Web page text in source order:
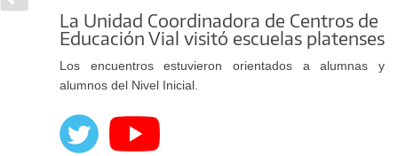
La Unidad Coordinadora de Centros de
Educación Vial visitó escuelas platenses
Los encuentros estuvieron orientados a alumnas y
alumnos del Nivel Inicial.